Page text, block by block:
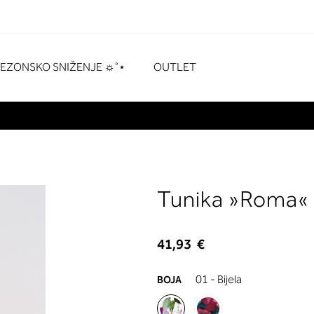
SNIŽENJE ☼˚⋆ OUTLET
Tunika »Roma«
41,93 €
BOJA 01 - Bijela